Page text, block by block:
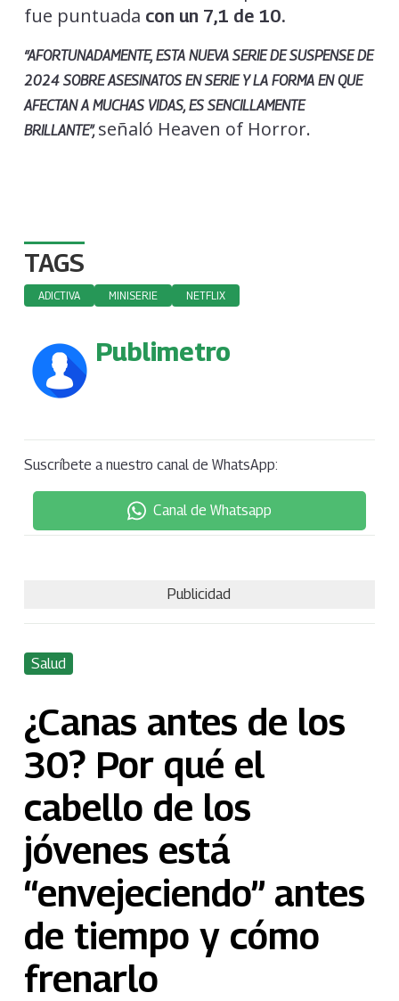
fue puntuada con un 7,1 de 10.
“AFORTUNADAMENTE, ESTA NUEVA SERIE DE SUSPENSE DE
2024 SOBRE ASESINATOS EN SERIE Y LA FORMA EN QUE
AFECTAN A MUCHAS VIDAS, ES SENCILLAMENTE
BRILLANTE”, señaló Heaven of Horror.
TAGS
ADICTIVA MINISERIE NETFLIX
Publimetro
Suscríbete a nuestro canal de WhatsApp:
Canal de Whatsapp
Publicidad
Salud
¿Canas antes de los
30? Por qué el
cabello de los
jóvenes está
“envejeciendo” antes
de tiempo y cómo
frenarlo